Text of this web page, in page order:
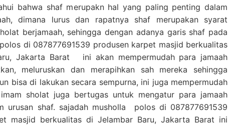
bahwa shaf merupakn hal yang paling penting dalam
dimana lurus dan rapatnya shaf merupakan syarat
berjamaah, sehingga dengan adanya garis shaf pada
di 087877691539 produsen karpet masjid berkualitas
Jakarta Barat ini akan mempermudah para jamaah
meluruskan dan merapihkan sah mereka sehingga
bisa di lakukan secara sempurna, ini juga mempermudah
sholat juga bertugas untuk mengatur para jamaah
urusan shaf. sajadah musholla polos di 087877691539
masjid berkualitas di Jelambar Baru, Jakarta Barat ini